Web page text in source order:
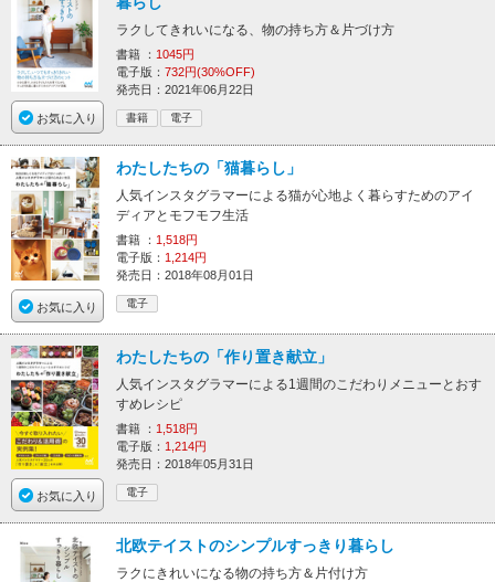
お気に入り
ラクしてきれいになる、物の持ち方＆片づけ方
書籍 ： 1045円
電子版： 732円(30%OFF)
発売日：2021年06月22日
書籍 電子
お気に入り
わたしたちの「猫暮らし」
人気インスタグラマーによる猫が心地よく暮らすためのアイ
ディアとモフモフ生活
書籍 ： 1,518円
電子版： 1,214円
発売日：2018年08月01日
電子
お気に入り
わたしたちの「作り置き献立」
人気インスタグラマーによる1週間のこだわりメニューとおす
すめレシピ
書籍 ： 1,518円
電子版： 1,214円
発売日：2018年05月31日
電子
北欧テイストのシンプルすっきり暮らし
ラクにきれいになる物の持ち方＆片付け方